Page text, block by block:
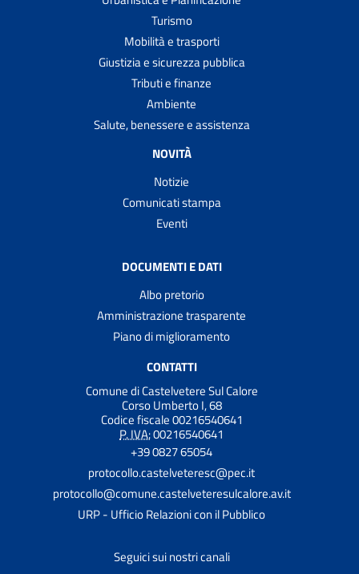
Turismo
Mobilità e trasporti
Giustizia e sicurezza pubblica
Tributi e finanze
Ambiente
Salute, benessere e assistenza
NOVITÀ
Notizie
Comunicati stampa
Eventi
DOCUMENTI E DATI
Albo pretorio
Amministrazione trasparente
Piano di miglioramento
CONTATTI
Comune di Castelvetere Sul Calore
Corso Umberto I, 68
Codice fiscale 00216540641
P. IVA:00216540641
+39 0827 65054
protocollo.castelveteresc@pec.it
protocollo@comune.castelveteresulcalore.av.it
URP - Ufficio Relazioni con il Pubblico
Seguici sui nostri canali